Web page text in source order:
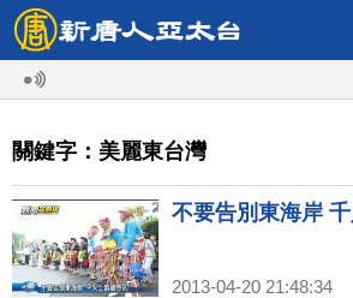
關鍵字：美麗東台灣
不要告別東海岸
2013-04-20 21:48:34